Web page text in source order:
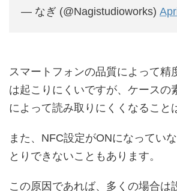
— なぎ (@Nagistudioworks)
スマートフォンの品質によって精
は起こりにくいですが、ケースの
によって読み取りにくくなること
また、NFC設定がONになってい
とりできないこともあります。
この原因であれば、多くの場合は